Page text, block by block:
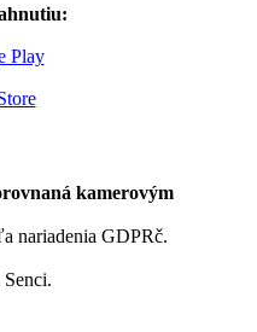
kamerovým
nariadenia GDPRč.